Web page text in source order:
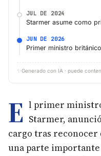
JUL DE 2024
Starmer asume como
JUN DE 2026
Primer ministro
✨ Generado con IA · puede
E l primer
Starmer,
cargo tras reconocer
una parte importante